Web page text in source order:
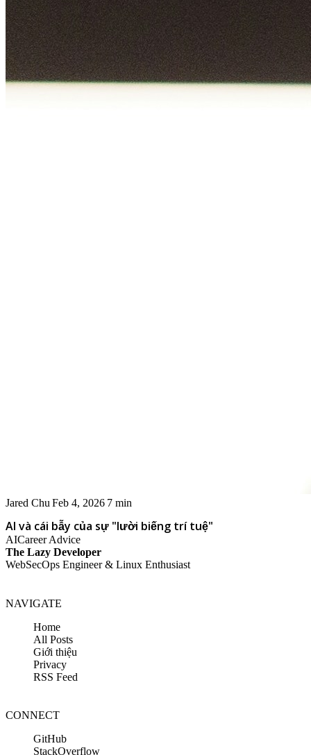
Jared Chu Feb 4, 2026 7 min
AI và cái bẫy của sự "lười biếng trí tuệ"
AICareer Advice
The Lazy Developer
WebSecOps Engineer & Linux Enthusiast
NAVIGATE
Home
All Posts
Giới thiệu
Privacy
RSS Feed
CONNECT
GitHub
StackOverflow